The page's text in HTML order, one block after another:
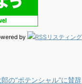
by
の“ポテンシャル”に賛辞